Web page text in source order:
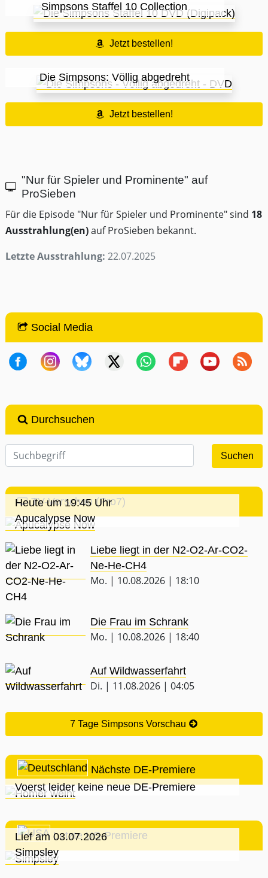
Simpsons Staffel 10 Collection
Jetzt bestellen!
Die Simpsons: Völlig abgedreht
Jetzt bestellen!
"Nur für Spieler und Prominente" auf
ProSieben
Für die Episode "Nur für Spieler und Prominente" sind 18
Ausstrahlung(en)auf ProSieben bekannt.
Letzte Ausstrahlung: 22.07.2025
Social Media
Durchsuchen
TV-Vorschau (Pro7)
Heute um 19:45 Uhr
Apucalypse Now
Liebe liegt in der N2-O2-Ar-CO2-
Ne-He-CH4
Mo. | 10.08.2026 | 18:10
Die Frau im Schrank
Mo. | 10.08.2026 | 18:40
Auf Wildwasserfahrt
Di. | 11.08.2026 | 04:05
7 Tage Simpsons Vorschau
Nächste DE-Premiere
Voerst leider keine neue DE-Premiere
Letzte US-Premiere
Lief am 03.07.2026
Simpsley